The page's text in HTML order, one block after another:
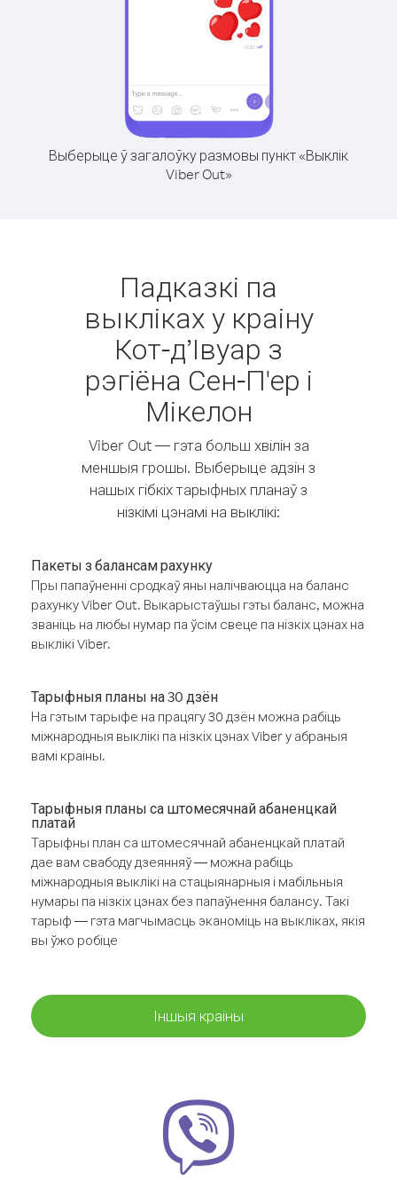
Выберыце ў загалоўку размовы пункт «Выклік
Viber Out»
Падказкі па
выкліках у краіну
Кот-д’Івуар з
рэгіёна Сен-П'ер і
Мікелон
Viber Out — гэта больш хвілін за
меншыя грошы. Выберыце адзін з
нашых гібкіх тарыфных планаў з
нізкімі цэнамі на выклікі:
Пакеты з балансам рахунку
Пры папаўненні сродкаў яны налічваюцца на баланс
рахунку Viber Out. Выкарыстаўшы гэты баланс, можна
званіць на любы нумар па ўсім свеце па нізкіх цэнах на
выклікі Viber.
Тарыфныя планы на 30 дзён
На гэтым тарыфе на працягу 30 дзён можна рабіць
міжнародныя выклікі па нізкіх цэнах Viber у абраныя
вамі краіны.
Тарыфныя планы са штомесячнай абаненцкай
платай
Тарыфны план са штомесячнай абаненцкай платай
дае вам свабоду дзеянняў — можна рабіць
міжнародныя выклікі на стацыянарныя і мабільныя
нумары па нізкіх цэнах без папаўнення балансу. Такі
тарыф — гэта магчымасць эканоміць на выкліках, якія
вы ўжо робіце
Іншыя краіны